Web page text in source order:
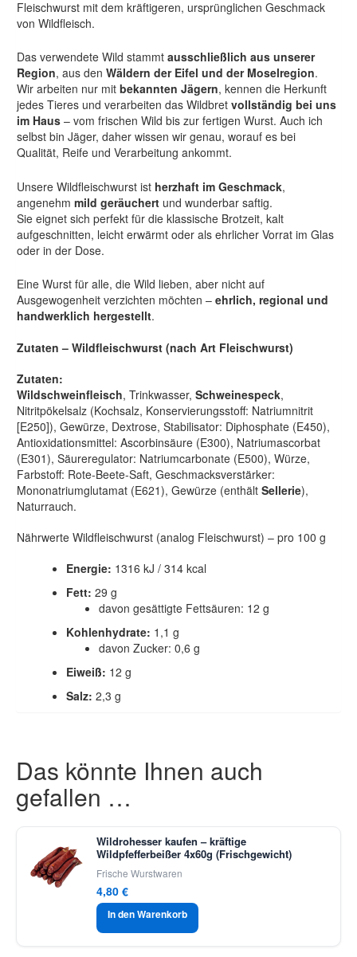
Fleischwurst mit dem kräftigeren, ursprünglichen Geschmack
von Wildfleisch.
Das verwendete Wild stammt ausschließlich aus unserer
Region, aus den Wäldern der Eifel und der Moselregion.
Wir arbeiten nur mit bekannten Jägern, kennen die Herkunft
jedes Tieres und verarbeiten das Wildbret vollständig bei uns
im Haus – vom frischen Wild bis zur fertigen Wurst. Auch ich
selbst bin Jäger, daher wissen wir genau, worauf es bei
Qualität, Reife und Verarbeitung ankommt.
Unsere Wildfleischwurst ist herzhaft im Geschmack,
angenehm mild geräuchert und wunderbar saftig.
Sie eignet sich perfekt für die klassische Brotzeit, kalt
aufgeschnitten, leicht erwärmt oder als ehrlicher Vorrat im Glas
oder in der Dose.
Eine Wurst für alle, die Wild lieben, aber nicht auf
Ausgewogenheit verzichten möchten – ehrlich, regional und
handwerklich hergestellt.
Zutaten – Wildfleischwurst (nach Art Fleischwurst)
Zutaten:
Wildschweinfleisch, Trinkwasser, Schweinespeck,
Nitritpökelsalz (Kochsalz, Konservierungsstoff: Natriumnitrit
[E250]), Gewürze, Dextrose, Stabilisator: Diphosphate (E450),
Antioxidationsmittel: Ascorbinsäure (E300), Natriumascorbat
(E301), Säureregulator: Natriumcarbonate (E500), Würze,
Farbstoff: Rote-Beete-Saft, Geschmacksverstärker:
Mononatriumglutamat (E621), Gewürze (enthält Sellerie),
Naturrauch.
Nährwerte Wildfleischwurst (analog Fleischwurst) – pro 100 g
Energie: 1316 kJ / 314 kcal
Fett: 29 g
davon gesättigte Fettsäuren: 12 g
Kohlenhydrate: 1,1 g
davon Zucker: 0,6 g
Eiweiß: 12 g
Salz: 2,3 g
Das könnte Ihnen auch
gefallen …
Wildrohesser kaufen – kräftige
Wildpfefferbeißer 4x60g (Frischgewicht)
Frische Wurstwaren
4,80 €
In den Warenkorb